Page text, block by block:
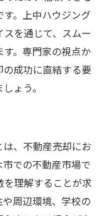
。上中ハウジング
を通じて、スムー
。専門家の視点か
の成功に直結する要
ょう。
、不動産売却にお
での不動産市場で
を理解することが求
周辺環境、学校の